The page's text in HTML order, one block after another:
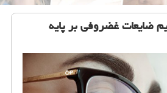
ضایعات غضروفی بر پایه